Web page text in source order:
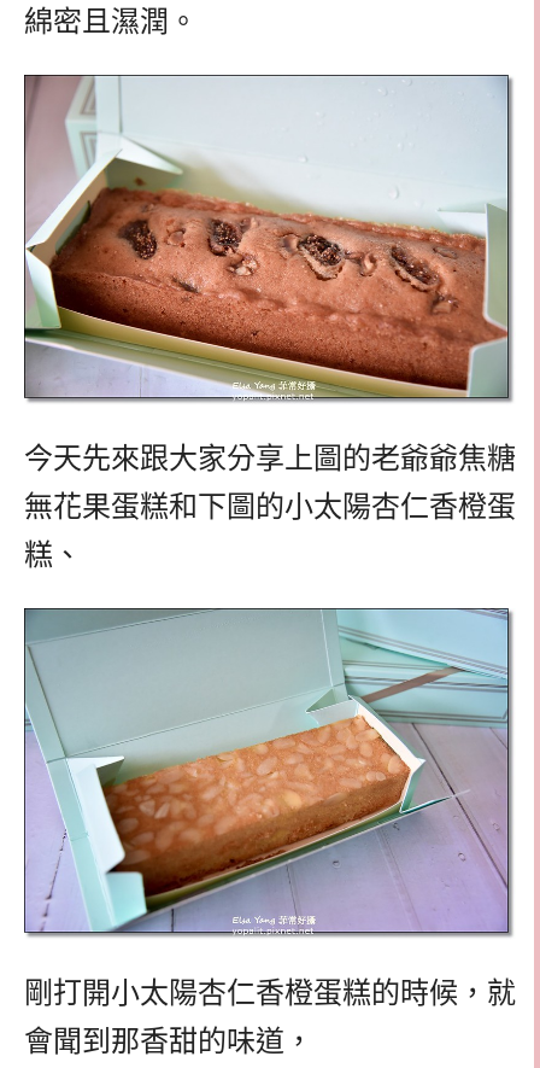
綿密且濕潤。
今天先來跟大家分享上圖的老爺爺焦糖
無花果蛋糕和下圖的小太陽杏仁香橙蛋
糕、
剛打開小太陽杏仁香橙蛋糕的時候，就
會聞到那香甜的味道，